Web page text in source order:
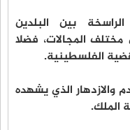
الراسخة بين البلدين
المجالات، فضلا
الفلسطينية.
والازدهار الذي يشهده
الملك.